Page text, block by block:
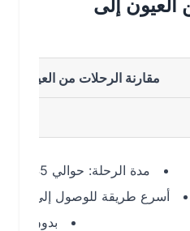
إلى
مقارنة الرحلات من العيون إلى
مدة الرحلة: حوالي 1:45 ساعة
طريقة للوصول إلى مراكش
بدون توقفات